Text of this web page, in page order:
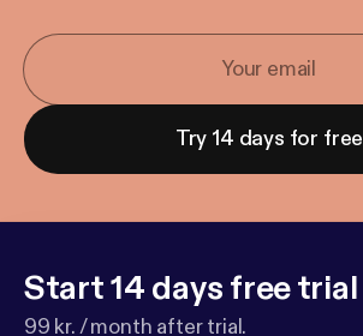
Try 14 days for free
Start 14 days free trial
99 kr. / month after trial.